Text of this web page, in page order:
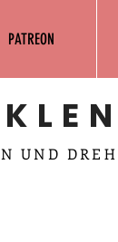
PATREON
UND